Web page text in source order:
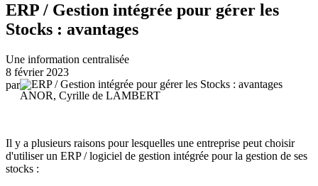
ERP / Gestion intégrée pour gérer les
Stocks : avantages
Une information centralisée
8 février 2023
par
ANOR, Cyrille de LAMBERT
Il y a plusieurs raisons pour lesquelles une entreprise peut choisir
d'utiliser un ERP / logiciel de gestion intégrée pour la gestion de ses
stocks :